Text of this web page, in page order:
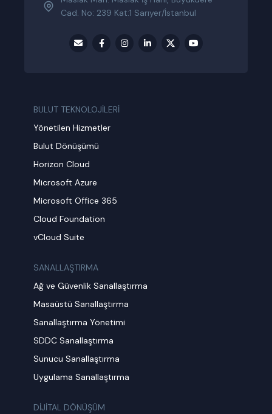
Cad. No: 239 Kat:1 Sarıyer/İstanbul
BULUT TEKNOLOJİLERİ
Yönetilen Hizmetler
Bulut Dönüşümü
Horizon Cloud
Microsoft Azure
Microsoft Office 365
Cloud Foundation
vCloud Suite
SANALLAŞTIRMA
Ağ ve Güvenlik Sanallaştırma
Masaüstü Sanallaştırma
Sanallaştırma Yönetimi
SDDC Sanallaştırma
Sunucu Sanallaştırma
Uygulama Sanallaştırma
DİJİTAL DÖNÜŞÜM